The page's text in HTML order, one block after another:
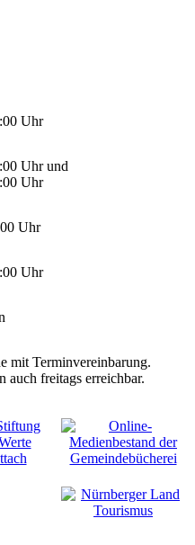
Uhr
Uhr und
Uhr
Uhr
Uhr
mit Terminvereinbarung.
auch freitags erreichbar.